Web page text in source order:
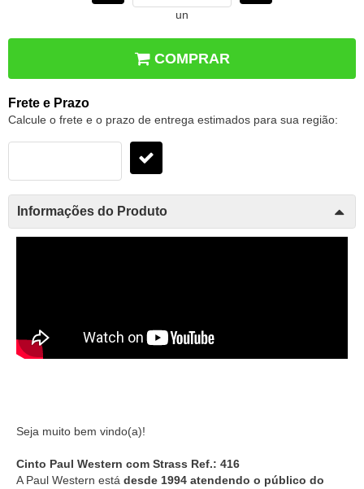
un
COMPRAR
Frete e Prazo
Calcule o frete e o prazo de entrega estimados para sua região:
Informações do Produto
Seja muito bem vindo(a)!
Cinto Paul Western com Strass Ref.: 416
A Paul Western está desde 1994 atendendo o público do